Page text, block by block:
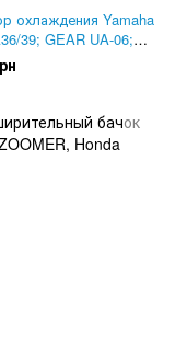
охлаждения Yamaha
39; GEAR UA-06;